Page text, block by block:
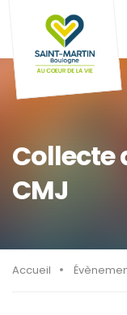
Collecte
CMJ
Accueil